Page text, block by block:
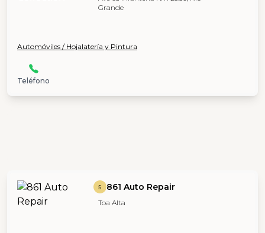
Grande
Automóviles / Hojalatería y Pintura
Teléfono
5 861 Auto Repair
Toa Alta